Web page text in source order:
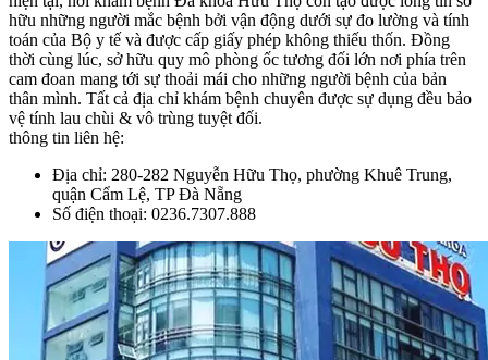
hữu những người mắc bệnh bởi vận động dưới sự đo lường và tính
toán của Bộ y tế và được cấp giấy phép không thiếu thốn. Đồng
thời cùng lúc, sở hữu quy mô phòng ốc tương đối lớn nơi phía trên
cam đoan mang tới sự thoải mái cho những người bệnh của bản
thân mình. Tất cả địa chỉ khám bệnh chuyên được sự dụng đều bảo
vệ tính lau chùi & vô trùng tuyệt đối.
thông tin liên hệ:
Địa chỉ: 280-282 Nguyễn Hữu Thọ, phường Khuê Trung,
quận Cẩm Lệ, TP Đà Nẵng
Số điện thoại: 0236.7307.888